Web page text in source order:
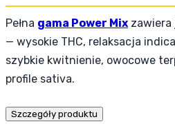
Pełna gama Power Mix zawiera
— wysokie THC, relaksacja
szybkie kwitnienie, owocowe
profile sativa.
Szczegóły produktu